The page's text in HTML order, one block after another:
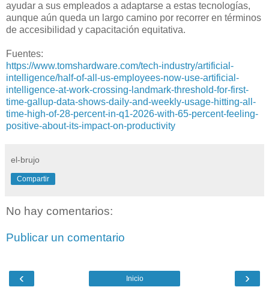
ayudar a sus empleados a adaptarse a estas tecnologías,
aunque aún queda un largo camino por recorrer en términos
de accesibilidad y capacitación equitativa.
Fuentes:
https://www.tomshardware.com/tech-industry/artificial-
intelligence/half-of-all-us-employees-now-use-artificial-
intelligence-at-work-crossing-landmark-threshold-for-first-
time-gallup-data-shows-daily-and-weekly-usage-hitting-all-
time-high-of-28-percent-in-q1-2026-with-65-percent-feeling-
positive-about-its-impact-on-productivity
el-brujo
Compartir
No hay comentarios:
Publicar un comentario
‹ ›
Inicio